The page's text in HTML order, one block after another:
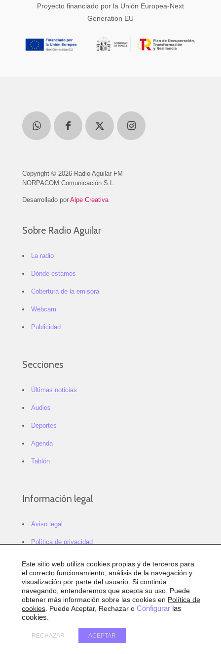
Proyecto financiado por la Unión Europea-Next
Generation EU
Copyright © 2026 Radio Aguilar FM
NORPACOM Comunicación S.L.
Desarrollado por Alpe Creativa
Sobre Radio Aguilar
La radio
Dónde estamos
Cobertura de la emisora
Webcam
Publicidad
Secciones
Últimas noticias
Audios
Deportes
Agenda
Tablón
Información legal
Aviso legal
Política de privacidad
Política de cookies
Configurar cookies
Sitemap
Accesibilidad
Este sitio web utiliza cookies propias y de terceros para
el correcto funcionamiento, análisis de la navegación y
visualización por parte del usuario. Si continúa
navegando, entenderemos que acepta su uso. Puede
obtener más información sobre las cookies en Política de
cookies . Puede Aceptar, Rechazar o Configurar las
cookies.
ACEPTAR
RECHAZAR